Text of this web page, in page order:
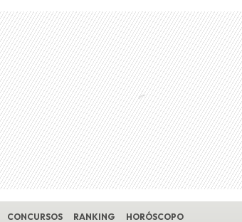
CONCURSOS RANKING HORÓSCOPO